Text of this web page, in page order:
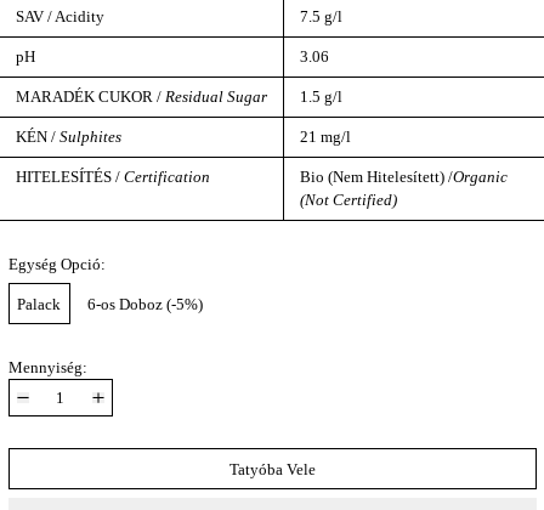
SAV / Acidity 7.5 g/l
pH 3.06
MARADÉK CUKOR / Residual Sugar 1.5 g/l
KÉN / Sulphites 21 mg/l
HITELESÍTÉS / Certification Bio (Nem Hitelesített) /Organic
(Not Certified)
Egység Opció:
Palack 6-os Doboz (-5%)
Mennyiség:
Tatyóba Vele